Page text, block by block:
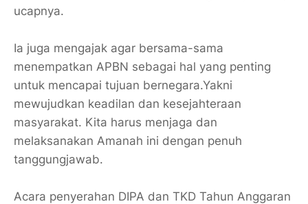
ucapnya.
Ia juga mengajak agar bersama-sama
menempatkan APBN sebagai hal yang penting
untuk mencapai tujuan bernegara.Yakni
mewujudkan keadilan dan kesejahteraan
masyarakat. Kita harus menjaga dan
melaksanakan Amanah ini dengan penuh
tanggungjawab.
Acara penyerahan DIPA dan TKD Tahun Anggaran